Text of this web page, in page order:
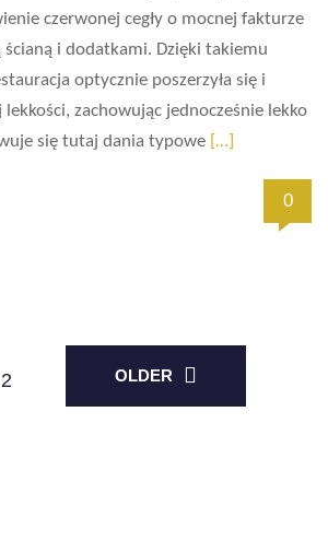
czerwonej cegły o mocnej fakturze
ścianą i dodatkami. Dzięki takiemu
optycznie poszerzyła się i
lekkości, zachowując jednocześnie lekko
się tutaj dania typowe […]
0
2 OLDER